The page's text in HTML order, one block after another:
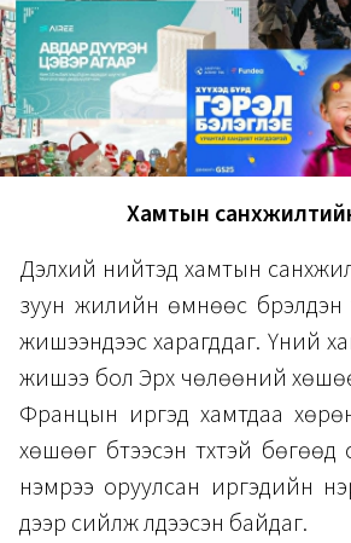
Хамтын
Дэлхий нийтэд хамтын
зуун жилийн өмнөөс бүрэлдэн
жишээнүүдээс харагддаг. Үүний
жишээ бол Эрх чөлөөний
Францын иргэд хамтдаа
хөшөөг бүтээсэн түүхтэй бөгөөд
нэмрээ оруулсан иргэдийн
дээр сийлж үлдээсэн байдаг.